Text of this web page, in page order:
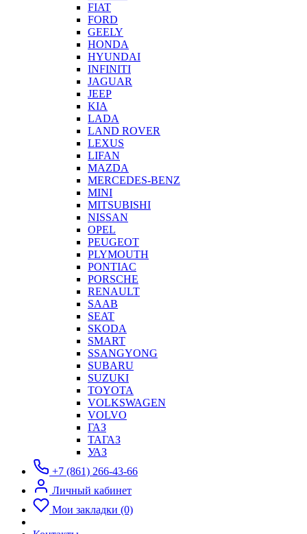
FIAT
FORD
GEELY
HONDA
HYUNDAI
INFINITI
JAGUAR
JEEP
KIA
LADA
LAND ROVER
LEXUS
LIFAN
MAZDA
MERCEDES-BENZ
MINI
MITSUBISHI
NISSAN
OPEL
PEUGEOT
PLYMOUTH
PONTIAC
PORSCHE
RENAULT
SAAB
SEAT
SKODA
SMART
SSANGYONG
SUBARU
SUZUKI
TOYOTA
VOLKSWAGEN
VOLVO
ГАЗ
ТАГАЗ
УАЗ
+7 (861) 266-43-66
Личный кабинет
Мои закладки (0)